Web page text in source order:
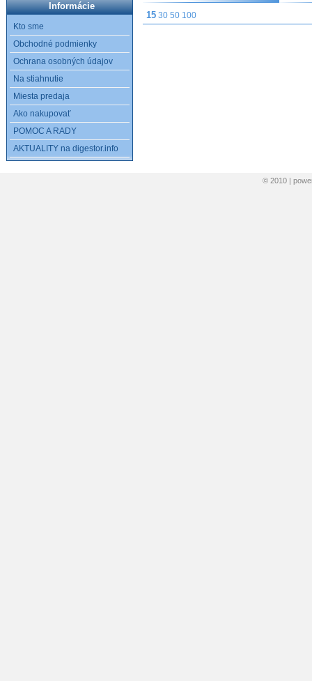
15 30 50 100
Informácie
Kto sme
Obchodné podmienky
Ochrana osobných údajov
Na stiahnutie
Miesta predaja
Ako nakupovať
POMOC A RADY
AKTUALITY na digestor.info
© 2010 |